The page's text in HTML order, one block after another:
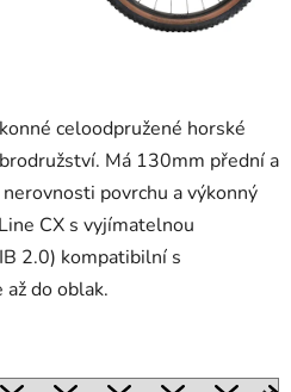
celoodpružené horské
Má 130mm přední a
povrchu a výkonný
CX s vyjímatelnou
2.0) kompatibilní s
do oblak.